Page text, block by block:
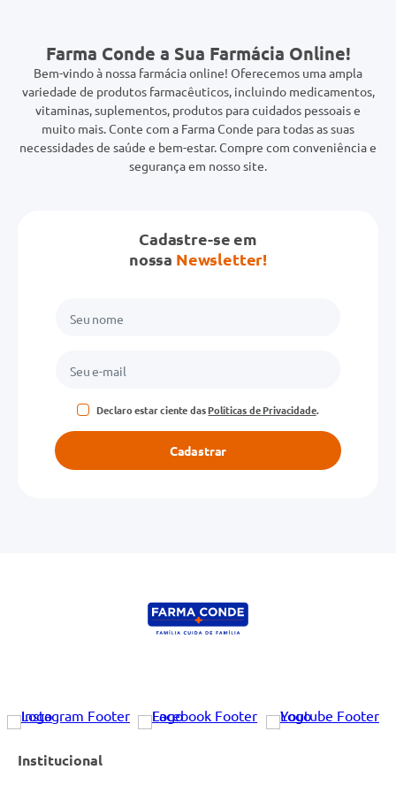
Farma Conde a Sua Farmácia Online!
Bem-vindo à nossa farmácia online! Oferecemos uma ampla
variedade de produtos farmacêuticos, incluindo medicamentos,
vitaminas, suplementos, produtos para cuidados pessoais e
muito mais. Conte com a Farma Conde para todas as suas
necessidades de saúde e bem-estar. Compre com conveniência e
segurança em nosso site.
Cadastre-se em
nossa Newsletter!
Declaro estar ciente dasPolíticas de Privacidade.
Cadastrar
Institucional